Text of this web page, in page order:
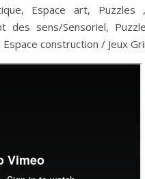
Espace art, Puzzles
des sens/Sensoriel,
construction / Jeux